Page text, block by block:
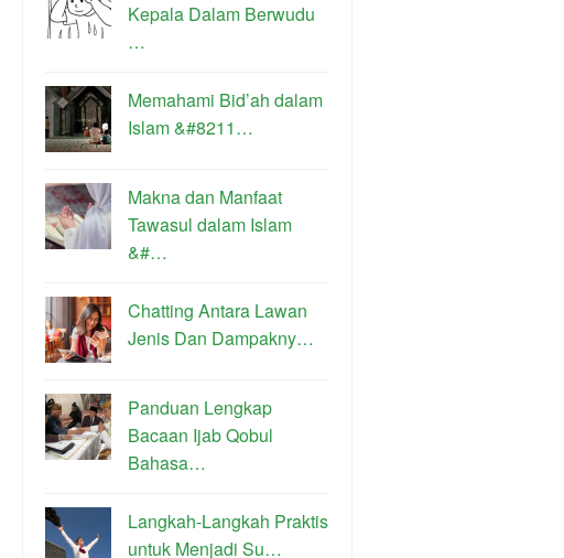
Kepala Dalam Berwudu
…
Memahami Bid’ah dalam
Islam &#8211…
Makna dan Manfaat
Tawasul dalam Islam
&#…
Chatting Antara Lawan
Jenis Dan Dampakny…
Panduan Lengkap
Bacaan Ijab Qobul
Bahasa…
Langkah-Langkah Praktis
untuk Menjadi Su…